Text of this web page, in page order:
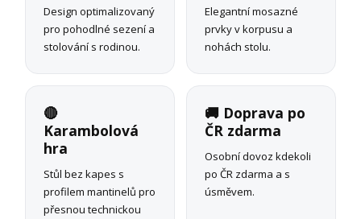
Design optimalizovaný
pro pohodlné sezení a
stolování s rodinou.
Elegantní mosazné
prvky v korpusu a
nohách stolu.
🔴
Karambolová
hra
Stůl bez kapes s
profilem mantinelů pro
přesnou technickou
🚚 Doprava po
ČR zdarma
Osobní dovoz kdekoli
po ČR zdarma a s
úsměvem.